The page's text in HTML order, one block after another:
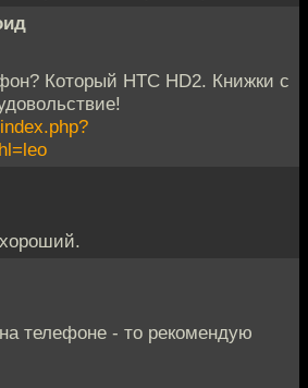
Который HTC HD2. Книжки с
телефоне - то рекомендую